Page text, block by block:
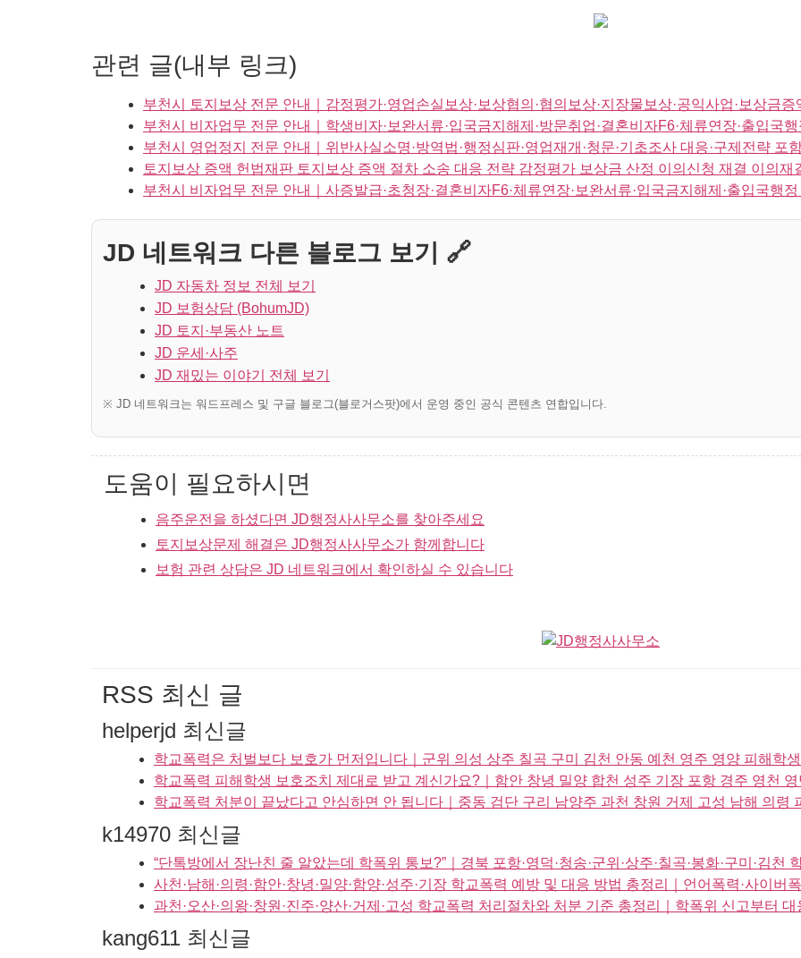
관련 글(내부 링크)
부천시 토지보상 전문 안내｜감정평가·영업손실보상·보상협의·협의보상·지장물보상·공익사업·보상금
부천시 비자업무 전문 안내｜학생비자·보완서류·입국금지해제·방문취업·결혼비자F6·체류연장·출입국
부천시 영업정지 전문 안내｜위반사실소명·방역법·행정심판·영업재개·청문·기초조사 대응·구제전략 포
토지보상 증액 헌법재판 토지보상 증액 절차 소송 대응 전략 감정평가 보상금 산정 이의신청 재결 이의
부천시 비자업무 전문 안내｜사증발급·초청장·결혼비자F6·체류연장·보완서류·입국금지해제·출입국행
JD 네트워크 다른 블로그 보기 🔗
JD 자동차 정보 전체 보기
JD 보험상담 (BohumJD)
JD 토지·부동산 노트
JD 운세·사주
JD 재밌는 이야기 전체 보기
※ JD 네트워크는 워드프레스 및 구글 블로그(블로거스팟)에서 운영 중인 공식 콘텐츠 연합입니다.
도움이 필요하시면
음주운전을 하셨다면 JD행정사사무소를 찾아주세요
토지보상문제 해결은 JD행정사사무소가 함께합니다
보험 관련 상담은 JD 네트워크에서 확인하실 수 있습니다
RSS 최신 글
helperjd 최신글
학교폭력은 처벌보다 보호가 먼저입니다｜군위 의성 상주 칠곡 구미 김천 안동 예천 영주 영양 피해학
학교폭력 피해학생 보호조치 제대로 받고 계신가요?｜함안 창녕 밀양 합천 성주 기장 포항 경주 영천
학교폭력 처분이 끝났다고 안심하면 안 됩니다｜중동 검단 구리 남양주 과천 창원 거제 고성 남해 의령
k14970 최신글
“단톡방에서 장난친 줄 알았는데 학폭위 통보?”｜경북 포항·영덕·청송·군위·상주·칠곡·봉화·구미·김천
사천·남해·의령·함안·창녕·밀양·함양·성주·기장 학교폭력 예방 및 대응 방법 총정리｜언어폭력·사이버
과천·오산·의왕·창원·진주·양산·거제·고성 학교폭력 처리절차와 처분 기준 총정리｜학폭위 신고부터 대
kang611 최신글